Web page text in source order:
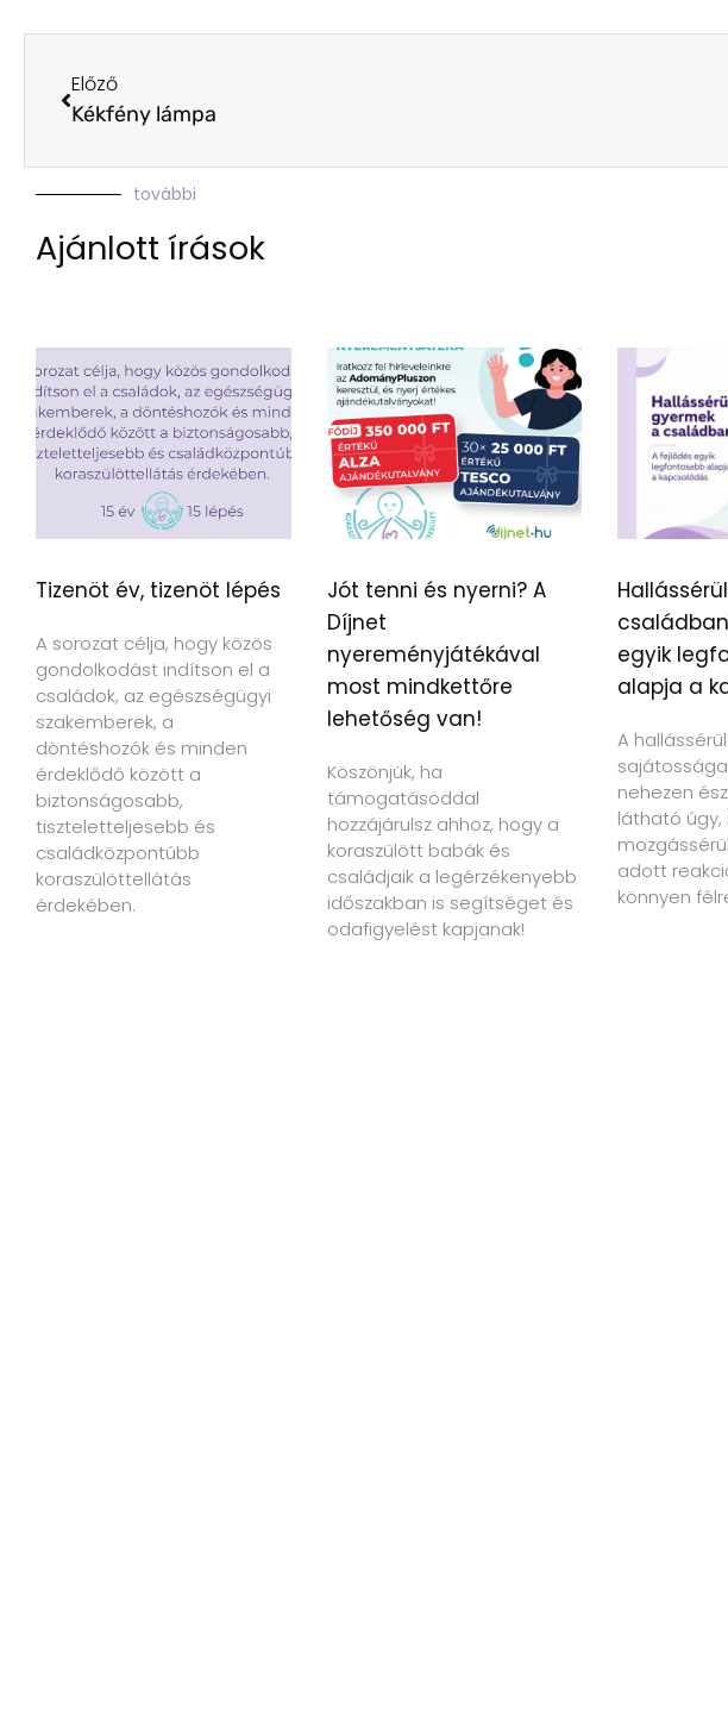
Előző
Kékfény lámpa
további
Ajánlott írások
Tizenöt év, tizenöt lépés
A sorozat célja, hogy közös
gondolkodást indítson el a
családok, az egészségügyi
szakemberek, a
döntéshozók és minden
érdeklődő között a
biztonságosabb,
tiszteletteljesebb és
családközpontúbb
koraszülöttellátás
érdekében.
Jót tenni és nyerni? A
Díjnet
nyereményjátékával
most mindkettőre
lehetőség van!
Köszönjük, ha
támogatásoddal
hozzájárulsz ahhoz, hogy a
koraszülött babák és
családjaik a legérzékenyebb
időszakban is segítséget és
odafigyelést kapjanak!
egyik
alapja a
A
nehezen
látható
adott
könnyen